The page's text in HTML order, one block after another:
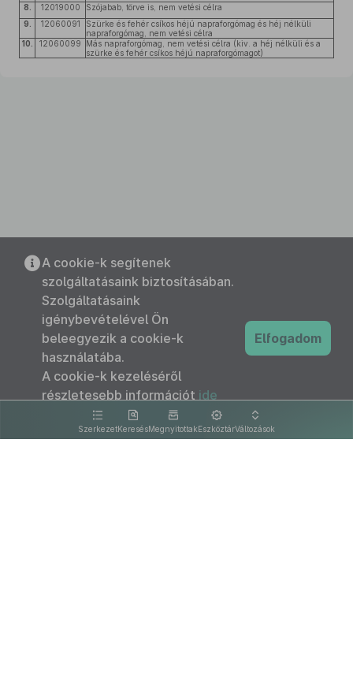
8.
12019000
Szójabab, törve is, nem vetési célra
9.
12060091
Szürke és fehér csíkos héjú napraforgómag és héj nélküli
napraforgómag, nem vetési célra
10.
12060099
Más napraforgómag, nem vetési célra (kiv. a héj nélküli és a
szürke és fehér csíkos héjú napraforgómagot)
SzerkezetKeresésMegnyitottakEszköztárVáltozások
A cookie-k segítenek
szolgáltatásaink biztosításában.
Szolgáltatásaink
igénybevételével Ön
beleegyezik a cookie-k
használatába.
A cookie-k kezeléséről
részletesebb információt ide
kattintva olvashat.
Elfogadom